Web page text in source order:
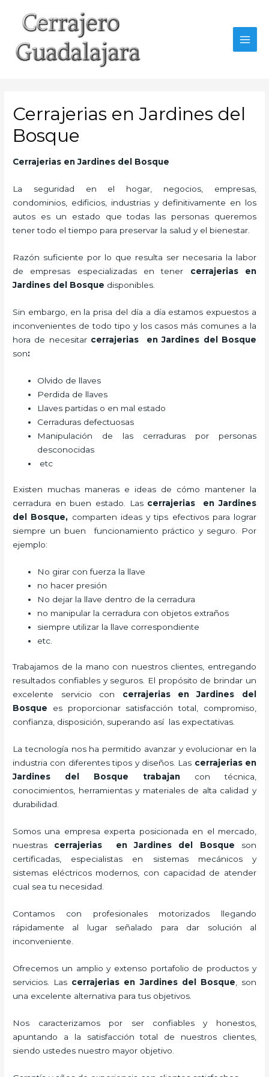
contenido
Cerrajerias en Jardines del
Bosque
Cerrajerias en Jardines del Bosque
La seguridad en el hogar, negocios, empresas,
condominios, edificios, industrias y definitivamente en los
autos es un estado que todas las personas queremos
tener todo el tiempo para preservar la salud y el bienestar.
Razón suficiente por lo que resulta ser necesaria la labor
de empresas especializadas en tener cerrajerias en
Jardines del Bosque disponibles.
Sin embargo, en la prisa del día a día estamos expuestos a
inconvenientes de todo tipo y los casos más comunes a la
hora de necesitar cerrajerias en Jardines del Bosque
son:
Olvido de llaves
Perdida de llaves
Llaves partidas o en mal estado
Cerraduras defectuosas
Manipulación de las cerraduras por personas
desconocidas
etc
Existen muchas maneras e ideas de cómo mantener la
cerradura en buen estado. Las cerrajerias en Jardines
del Bosque, comparten ideas y tips efectivos para lograr
siempre un buen funcionamiento práctico y seguro. Por
ejemplo:
No girar con fuerza la llave
no hacer presión
No dejar la llave dentro de la cerradura
no manipular la cerradura con objetos extraños
siempre utilizar la llave correspondiente
etc.
Trabajamos de la mano con nuestros clientes, entregando
resultados confiables y seguros. El propósito de brindar un
excelente servicio con cerrajerias en Jardines del
Bosque es proporcionar satisfacción total, compromiso,
confianza, disposición, superando así las expectativas.
La tecnología nos ha permitido avanzar y evolucionar en la
industria con diferentes tipos y diseños. Las cerrajerias en
Jardines del Bosque trabajan con técnica,
conocimientos, herramientas y materiales de alta calidad y
durabilidad.
Somos una empresa experta posicionada en el mercado,
nuestras cerrajerias en Jardines del Bosque son
certificadas, especialistas en sistemas mecánicos y
sistemas eléctricos modernos, con capacidad de atender
cual sea tu necesidad.
Contamos con profesionales motorizados llegando
rápidamente al lugar señalado para dar solución al
inconveniente.
Ofrecemos un amplio y extenso portafolio de productos y
servicios. Las cerrajerias en Jardines del Bosque , son
una excelente alternativa para tus objetivos.
Nos caracterizamos por ser confiables y honestos,
apuntando a la satisfacción total de nuestros clientes,
siendo ustedes nuestro mayor objetivo.